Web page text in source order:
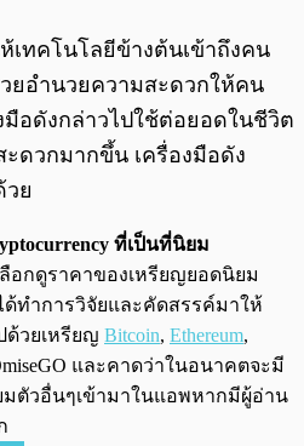
เทคโนโลยีข้างต้นเข้าถึงคน
ยอำนวยความสะดวกให้คน
มือดังกล่าวไปใช้ต่อยอดในชีวิต
ดวกมากขึ้น เครื่องมือดัง
วย
ที่เป็นที่นิยม
อกดูราคาของเหรียญยอดนิยม
ทำการวิจัยและคัดสรรค์มาให้
ด้วยเหรียญ Bitcoin, Ethereum,
และคาดว่าในอนาคตจะมี
มตัวอื่นๆเข้ามาในแอพหากมีผู้อ่าน